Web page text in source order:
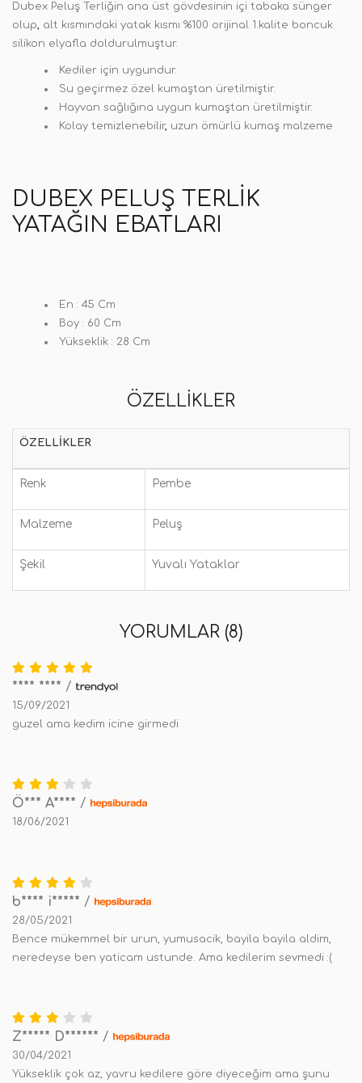
Dubex Peluş Terliğin ana üst gövdesinin içi tabaka sünger
olup, alt kısmındaki yatak kısmı %100 orijinal 1.kalite boncuk
silikon elyafla doldurulmuştur.
Kediler için uygundur.
Su geçirmez özel kumaştan üretilmiştir.
Hayvan sağlığına uygun kumaştan üretilmiştir.
Kolay temizlenebilir, uzun ömürlü kumaş malzeme
DUBEX PELUŞ TERLIK
YATAĞIN EBATLARI
En : 45 Cm
Boy : 60 Cm
Yükseklik : 28 Cm
ÖZELLIKLER
ÖZELLIKLER
Renk Pembe
Malzeme Peluş
Şekil Yuvalı Yataklar
YORUMLAR (8)
**** **** /
15/09/2021
guzel ama kedim icine girmedi
Ö*** A**** /
18/06/2021
b**** i***** /
28/05/2021
Bence mükemmel bir urun, yumusacik, bayila bayila aldim,
neredeyse ben yaticam ustunde. Ama kedilerim sevmedi :(
Z***** D****** /
30/04/2021
Yükseklik çok az, yavru kedilere göre diyeceğim ama şunu